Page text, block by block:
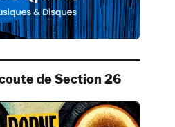
de Section 26